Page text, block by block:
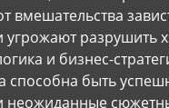
вмешательства
разрушить
и бизнес-
быть
неожиданные